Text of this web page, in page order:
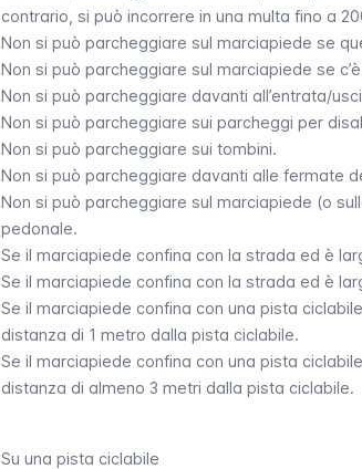
contrario, si può incorrere in una multa fino a
Non si può parcheggiare sul marciapiede se
Non si può parcheggiare sul marciapiede se
Non si può parcheggiare davanti all’entrata/
Non si può parcheggiare sui parcheggi per
Non si può parcheggiare sui tombini.
Non si può parcheggiare davanti alle fermate
Non si può parcheggiare sul marciapiede (o
pedonale.
Se il marciapiede confina con la strada ed è
Se il marciapiede confina con la strada ed è
Se il marciapiede confina con una pista
distanza di 1 metro dalla pista ciclabile.
Se il marciapiede confina con una pista
distanza di almeno 3 metri dalla pista ciclabile.
Su una pista ciclabile